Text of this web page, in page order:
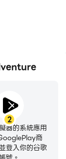
2
器的系統應用
商
登入你的谷歌